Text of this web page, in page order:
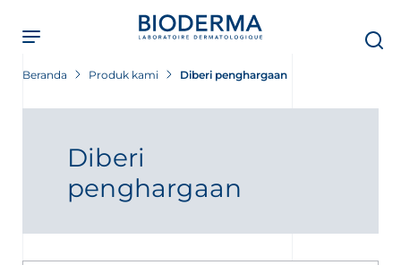
main
content
Beranda Produk kami Diberi penghargaan
Diberi
penghargaan